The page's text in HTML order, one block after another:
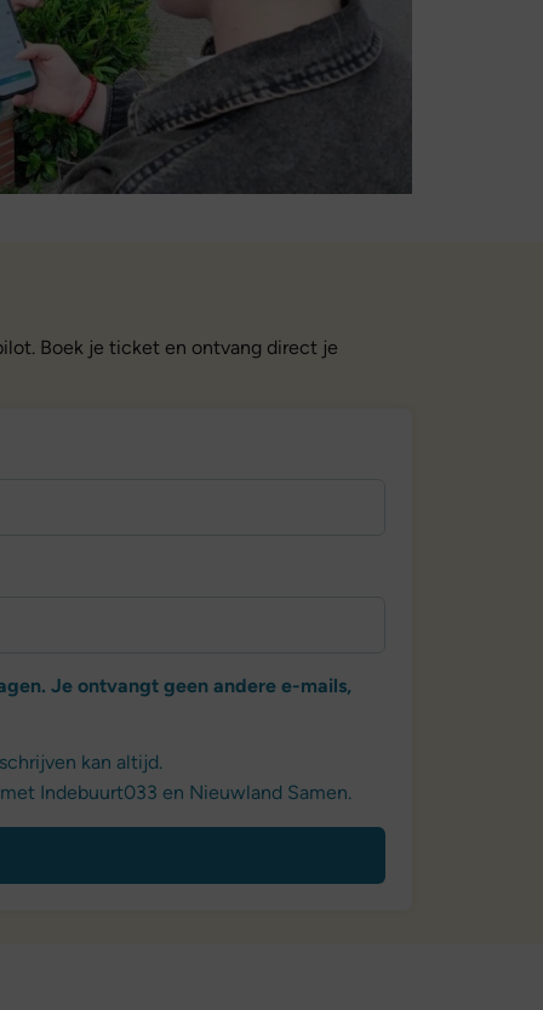
Boek je ticket en ontvang direct je
Je ontvangt geen andere e-mails,
kan altijd.
Indebuurt033 en Nieuwland Samen.